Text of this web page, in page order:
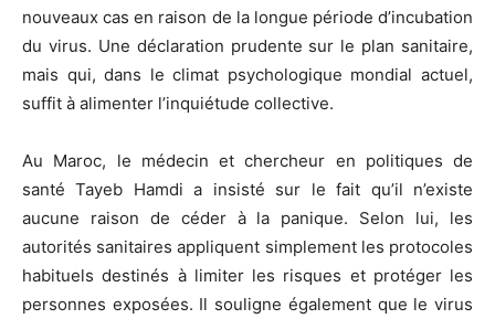
nouveaux cas en raison de la longue période d’incubation
du virus. Une déclaration prudente sur le plan sanitaire,
mais qui, dans le climat psychologique mondial actuel,
suffit à alimenter l’inquiétude collective.
Au Maroc, le médecin et chercheur en politiques de
santéTayeb Hamdi a insisté sur le fait qu’il n’existe
aucune raison de céder à la panique. Selon lui, les
autorités sanitaires appliquent simplement les protocoles
habituels destinés à limiter les risques et protéger les
personnes exposées. Il souligne également que le virus